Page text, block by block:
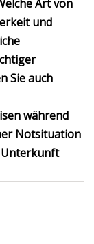
Art von
und
Sie auch
während
Notsituation